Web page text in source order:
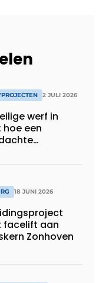
2 JULI 2026
werf in
hoe een
18 JUNI 2026
facelift aan
Zonhoven